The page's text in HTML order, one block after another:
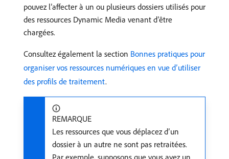
pouvez l’affecter à un ou plusieurs dossiers utilisés pour
des ressources Dynamic Media venant d’être
chargées.
Consultez également la section Bonnes pratiques pour
organiser vos ressources numériques en vue d’utiliser
des profils de traitement.
REMARQUE
Les ressources que vous déplacez d’un
dossier à un autre ne sont pas retraitées.
Par exemple, supposons que vous ayez un